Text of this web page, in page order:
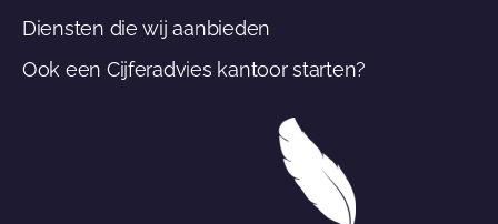
Diensten die wij aanbieden
Ook een Cijferadvies kantoor starten?